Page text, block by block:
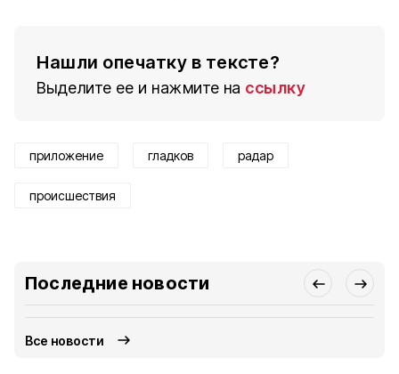
Нашли опечатку в тексте?
Выделите ее и нажмите на ссылку
приложение гладков радар
происшествия
Последние новости
Все новости